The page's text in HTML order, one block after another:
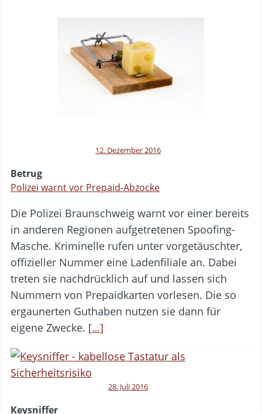
12. Dezember 2016
Betrug
Polizei warnt vor Prepaid-Abzocke
Die Polizei Braunschweig warnt vor einer bereits
in anderen Regionen aufgetretenen Spoofing-
Masche. Kriminelle rufen unter vorgetäuschter,
offizieller Nummer eine Ladenfiliale an. Dabei
treten sie nachdrücklich auf und lassen sich
Nummern von Prepaidkarten vorlesen. Die so
ergaunerten Guthaben nutzen sie dann für
eigene Zwecke. […]
28. Juli 2016
Keysniffer